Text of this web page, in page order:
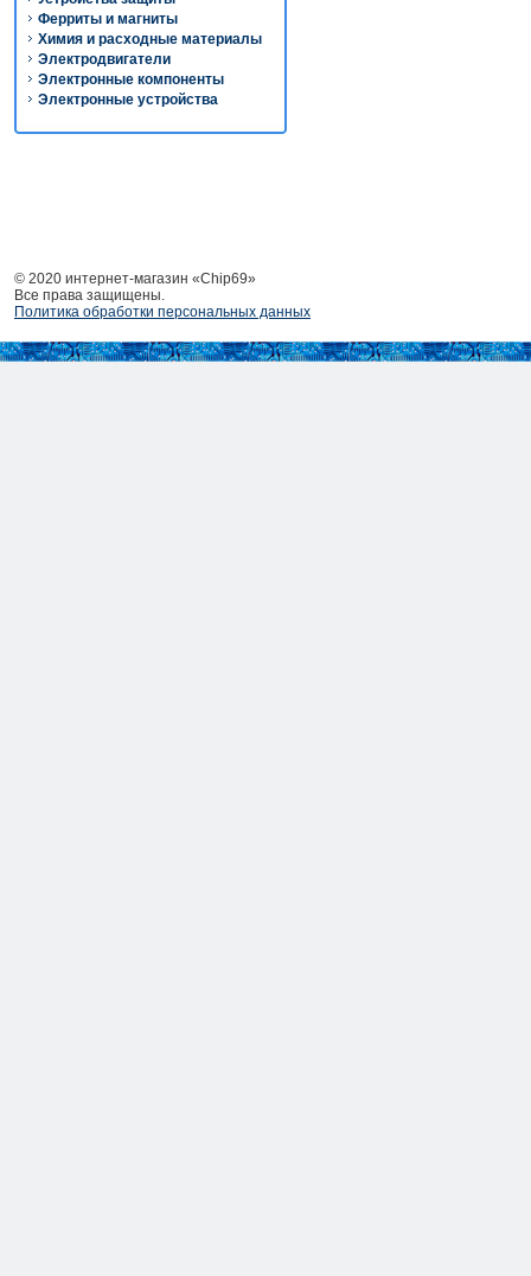
Ферриты и магниты
Химия и расходные материалы
Электродвигатели
Электронные компоненты
Электронные устройства
© 2020 интернет-магазин «Chip69»
Все права защищены.
Политика обработки персональных данных